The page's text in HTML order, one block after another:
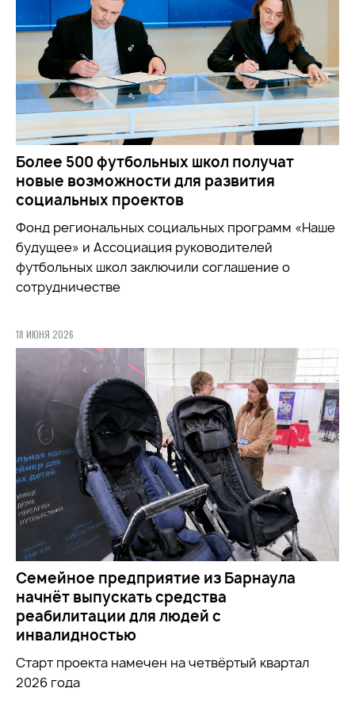
Более 500 футбольных школ получат
новые возможности для развития
социальных проектов
Фонд региональных социальных программ «Наше
будущее» и Ассоциация руководителей
футбольных школ заключили соглашение о
сотрудничестве
18 ИЮНЯ 2026
Семейное предприятие из Барнаула
начнёт выпускать средства
реабилитации для людей с
инвалидностью
Старт проекта намечен на четвёртый квартал
2026 года